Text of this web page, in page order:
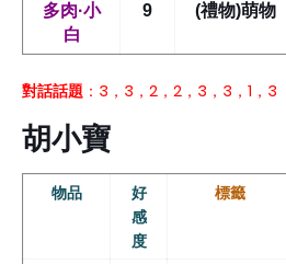
多肉·小
白
9 (禮物)萌物
對話話題 ：3，3，2，2，3，3，1，3
胡小寶
物品
好
感
度
標籤